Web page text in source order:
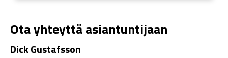
Ota yhteyttä asiantuntijaan
Dick Gustafsson